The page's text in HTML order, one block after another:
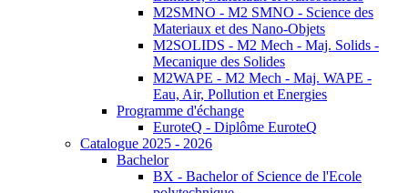
M2SMNO - M2 SMNO - Science des
Materiaux et des Nano-Objets
M2SOLIDS - M2 Mech - Maj. Solids -
Mecanique des Solides
M2WAPE - M2 Mech - Maj. WAPE -
Eau, Air, Pollution et Energies
Programme d'échange
EuroteQ - Diplôme EuroteQ
Catalogue 2025 - 2026
Bachelor
BX - Bachelor of Science de l'Ecole